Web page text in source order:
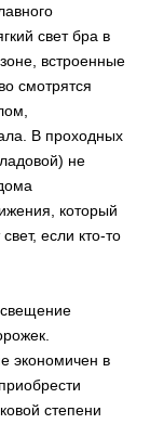
свет бра в
встроенные
смотрятся
В проходных
не
который
если кто-то
экономичен в
степени